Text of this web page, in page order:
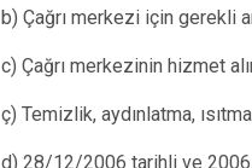
b) Çağrı merkezi için gerekli
c) Çağrı merkezinin hizmet
ç) Temizlik, aydınlatma,
d) 28/12/2006 tarihli ve 2006/